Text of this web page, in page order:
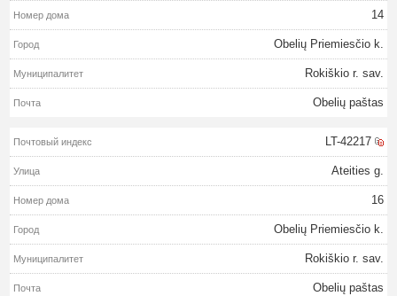
14
Obelių Priemiesčio k.
Rokiškio r. sav.
Obelių paštas
LT-42217
Ateities g.
16
Obelių Priemiesčio k.
Rokiškio r. sav.
Obelių paštas